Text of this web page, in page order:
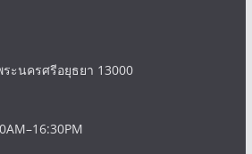
ะนครศรีอยุธยา 13000